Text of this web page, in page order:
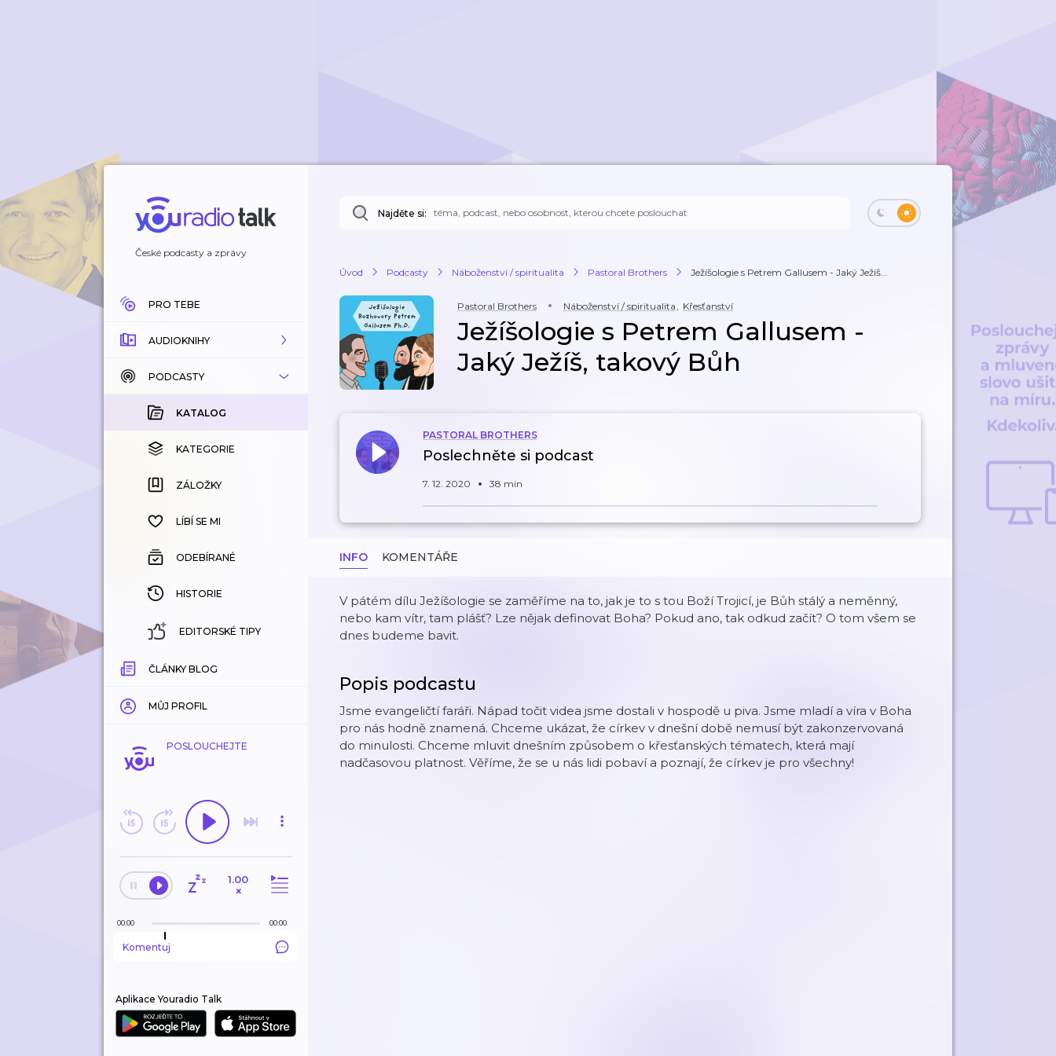
České podcasty a zprávy
PRO TEBE
AUDIOKNIHY
KATALOG
KOUPENÉ
KATEGORIE
ZÁLOŽKY
HISTORIE
PODCASTY
KATALOG
KATEGORIE
ZÁLOŽKY
LÍBÍ SE MI
ODEBÍRANÉ
HISTORIE
EDITORSKÉ TIPY
ČLÁNKY BLOG
MŮJ PROFIL
POSLOUCHEJTE
1.00
×
00:00 00:00
Komentuj
Aplikace Youradio Talk
Najděte si:
Úvod Podcasty Náboženství / spiritualita Pastoral Brothers Ježíšologie s Petrem Gallusem - Jaký Ježíš...
Pastoral Brothers Náboženství / spiritualita, Křesťanství
Ježíšologie s Petrem Gallusem -
Jaký Ježíš, takový Bůh
PASTORAL BROTHERS
Poslechněte si podcast
7. 12. 2020 38 min
INFO KOMENTÁŘE
V pátém dílu Ježíšologie se zaměříme na to, jak je to s tou Boží Trojicí, je Bůh stálý a neměnný,
nebo kam vítr, tam plášť? Lze nějak definovat Boha? Pokud ano, tak odkud začít? O tom všem se
dnes budeme bavit.
Popis podcastu
Jsme evangeličtí faráři. Nápad točit videa jsme dostali v hospodě u piva. Jsme mladí a víra v Boha
pro nás hodně znamená. Chceme ukázat, že církev v dnešní době nemusí být zakonzervovaná
do minulosti. Chceme mluvit dnešním způsobem o křesťanských tématech, která mají
nadčasovou platnost. Věříme, že se u nás lidi pobaví a poznají, že církev je pro všechny!